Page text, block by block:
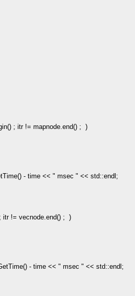
; itr != mapnode.end() ; )
- time << " msec " << std::endl;
itr != vecnode.end() ; )
- time << " msec " << std::endl;